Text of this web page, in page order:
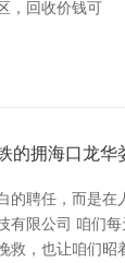
，回收价钱可
的拥海口龙
的聘任，而是在
有限公司 咱们
救，也让咱们